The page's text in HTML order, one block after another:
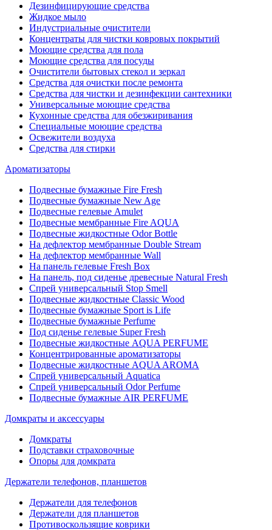
Дезинфицирующие средства
Жидкое мыло
Индустриальные очистители
Концентраты для чистки ковровых покрытий
Моющие средства для пола
Моющие средства для посуды
Очистители бытовых стекол и зеркал
Средства для очистки после ремонта
Средства для чистки и дезинфекции сантехники
Универсальные моющие средства
Кухонные средства для обезжиривания
Специальные моющие средства
Освежители воздуха
Средства для стирки
Ароматизаторы
Подвесные бумажные Fire Fresh
Подвесные бумажные New Age
Подвесные гелевые Amulet
Подвесные мембранные Fire AQUA
Подвесные жидкостные Odor Bottle
На дефлектор мембранные Double Stream
На дефлектор мембранные Wall
На панель гелевые Fresh Box
На панель, под сиденье древесные Natural Fresh
Спрей универсальный Stop Smell
Подвесные жидкостные Classic Wood
Подвесные бумажные Sport is Life
Подвесные бумажные Perfume
Под сиденье гелевые Super Fresh
Подвесные жидкостные AQUA PERFUME
Концентрированные ароматизаторы
Подвесные жидкостные AQUA AROMA
Спрей универсальный Aquatica
Спрей универсальный Odor Perfume
Подвесные бумажные AIR PERFUME
Домкраты и аксессуары
Домкраты
Подставки страховочные
Опоры для домкрата
Держатели телефонов, планшетов
Держатели для телефонов
Держатели для планшетов
Противоскользящие коврики